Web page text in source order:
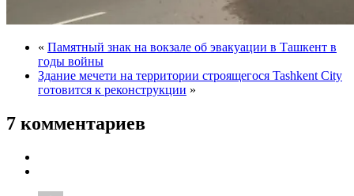
« Памятный знак на вокзале об эвакуации в Ташкент в
годы войны
Здание мечети на территории строящегося Tashkent City
готовится к реконструкции »
7 комментариев